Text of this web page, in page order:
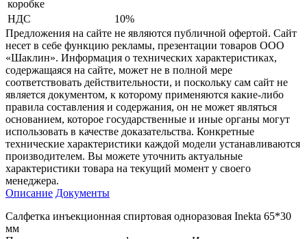
коробке
НДС
10%
Предложения на сайте не являются публичной офертой. Сайт
несет в себе функцию рекламы, презентации товаров ООО
«Шаклин». Информация о технических характеристиках,
содержащаяся на сайте, может не в полной мере
соответствовать действительности, и поскольку сам сайт не
является документом, к которому применяются какие-либо
правила составления и содержания, он не может являться
основанием, которое государственные и иные органы могут
использовать в качестве доказательства. Конкретные
технические характеристики каждой модели устанавливаются
производителем. Вы можете уточнить актуальные
характеристики товара на текущий момент у своего
менеджера.
Описание Документы
Салфетка инъекционная спиртовая одноразовая Inekta 65*30
мм